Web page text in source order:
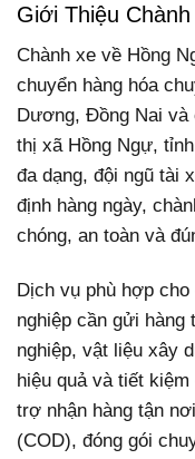
Giới Thiệu
Chành xe về Hồng
chuyển hàng hóa
Dương, Đồng Nai và
thị xã Hồng Ngự,
đa dạng, đội ngũ tài
định hàng ngày,
chóng, an toàn và
Dịch vụ phù hợp
nghiệp cần gửi hàng
nghiệp, vật liệu xây
hiệu quả và tiết
trợ nhận hàng tận
(COD), đóng gói